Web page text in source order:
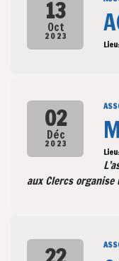
13
Oct
2023
Lieu:
02
Déc
2023
Lieu:
aux Clercs organise